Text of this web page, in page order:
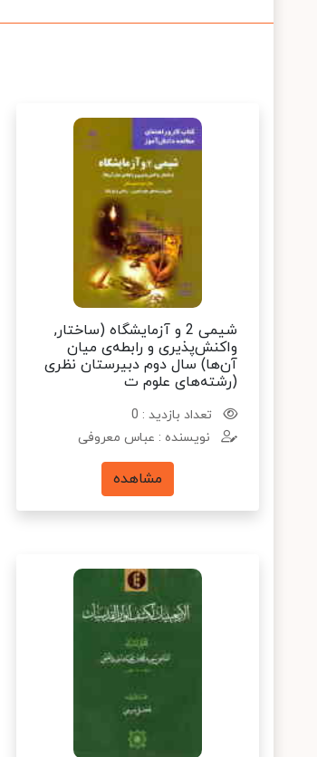
شیمی 2 و آزمایشگاه (ساختار,
واکنش‌پذیری و رابطه‌ی میان
آن‌ها) سال دوم دبیرستان نظری
(رشته‌های علوم ت
تعداد بازدید : 0
نویسنده : عباس معروفی
مشاهده